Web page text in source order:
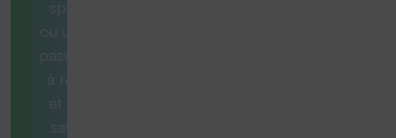
spécifique
ou une tâche
passionnante
à résoudre
et vous ne
savez pas